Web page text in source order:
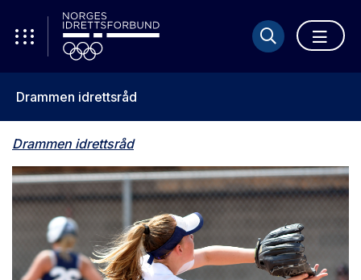
Drammen idrettsråd
Drammen idrettsråd